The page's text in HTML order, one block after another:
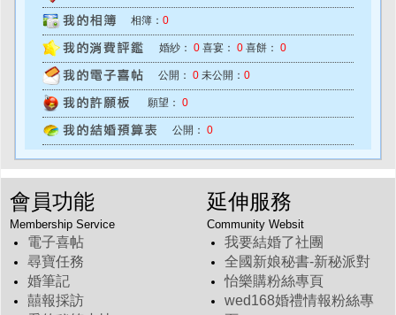
相簿： 0
婚紗： 0 喜宴： 0 喜餅： 0
公開： 0 未公開： 0
願望： 0
公開： 0
會員功能
Membership Service
電子喜帖
尋寶任務
婚筆記
囍報採訪
延伸服務
Community Websit
我要結婚了社團
全國新娘秘書-新秘派對
怡樂購粉絲專頁
wed168婚禮情報粉絲專